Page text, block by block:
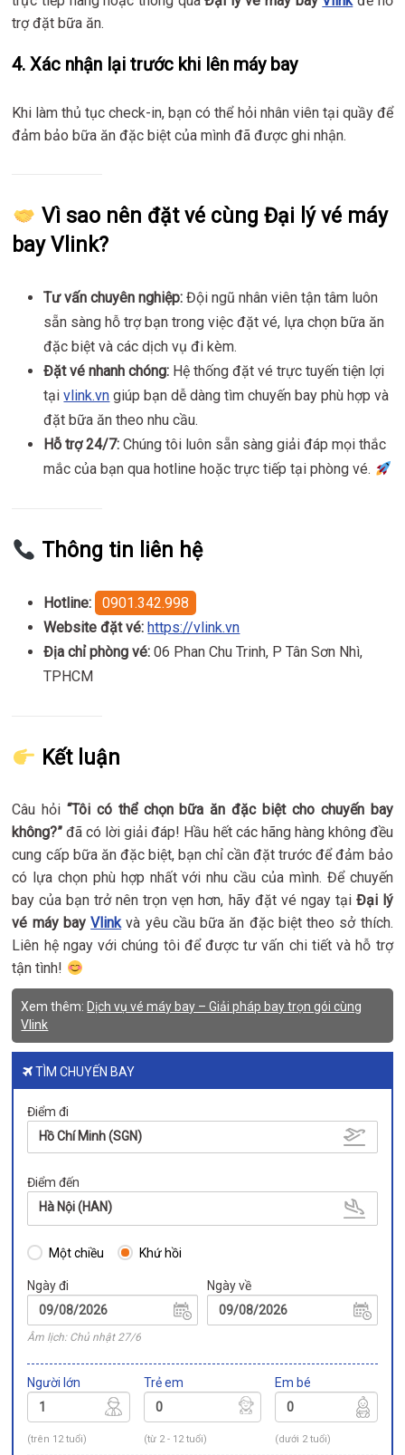
trợ đặt bữa ăn.
4.Xác nhận lại trước khi lên máy bay
Khi làm thủ tục check-in, bạn có thể hỏi nhân viên tại quầy để
đảm bảo bữa ăn đặc biệt của mình đã được ghi nhận.
Vì sao nên đặt vé cùng Đại lý vé máy
bay Vlink?
Tư vấn chuyên nghiệp: Đội ngũ nhân viên tận tâm luôn
sẵn sàng hỗ trợ bạn trong việc đặt vé, lựa chọn bữa ăn
đặc biệt và các dịch vụ đi kèm.
Đặt vé nhanh chóng: Hệ thống đặt vé trực tuyến tiện lợi
tạivlink.vn giúp bạn dễ dàng tìm chuyến bay phù hợp và
đặt bữa ăn theo nhu cầu.
Hỗ trợ 24/7: Chúng tôi luôn sẵn sàng giải đáp mọi thắc
mắc của bạn qua hotline hoặc trực tiếp tại phòng vé.
Thông tin liên hệ
Hotline:
0901.342.998
Website đặt vé: https://vlink.vn
Địa chỉ phòng vé: 06 Phan Chu Trinh, P Tân Sơn Nhì,
TPHCM
Kết luận
Câu hỏi“Tôi có thể chọn bữa ăn đặc biệt cho chuyến bay
không?” đã có lời giải đáp! Hầu hết các hãng hàng không đều
cung cấp bữa ăn đặc biệt, bạn chỉ cần đặt trước để đảm bảo
có lựa chọn phù hợp nhất với nhu cầu của mình. Để chuyến
bay của bạn trở nên trọn vẹn hơn, hãy đặt vé ngay tại Đại lý
vé máy bayVlinkvà yêu cầu bữa ăn đặc biệt theo sở thích.
Liên hệ ngay với chúng tôi để được tư vấn chi tiết và hỗ trợ
tận tình!
Xem thêm: Dịch vụ vé máy bay – Giải pháp bay trọn gói cùng
Vlink
TÌM CHUYẾN BAY
Điểm đi
Hồ Chí Minh (SGN)
Điểm đến
Hà Nội (HAN)
Một chiều Khứ hồi
Ngày đi
Âm lịch: Chủ nhật 27/6
Ngày về
Người lớn
(trên 12 tuổi)
Trẻ em
(từ 2 - 12 tuổi)
Em bé
(dưới 2 tuổi)